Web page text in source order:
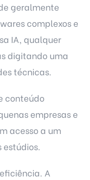
geralmente
complexos e
IA, qualquer
digitando uma
técnicas.
conteúdo
empresas e
acesso a um
A